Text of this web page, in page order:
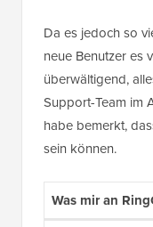
Da es jedoch so
neue Benutzer es
überwältigend,
Support-Team im
habe bemerkt,
sein können.
Was mir an